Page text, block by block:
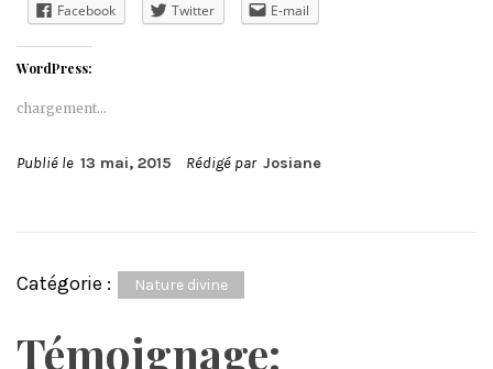
Facebook Twitter E-mail
WordPress:
chargement…
Publié le 13 mai, 2015 Rédigé par Josiane
Catégorie : Nature divine
Témoignage: